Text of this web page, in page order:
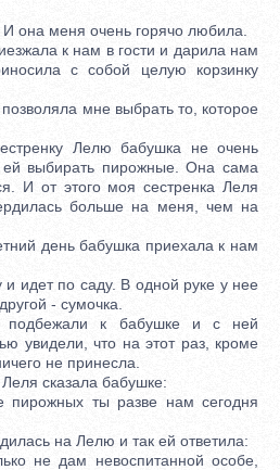
меня очень горячо любила.
к нам в гости и дарила нам
с собой целую корзинку
мне выбрать то, которое
Лелю бабушка не очень
выбирать пирожные. Она сама
И от этого моя сестренка Леля
больше на меня, чем на
день бабушка приехала к нам
идет по саду. В одной руке у нее
- сумочка.
к бабушке и с ней
увидели, что на этот раз, кроме
не принесла.
сказала бабушке:
ты разве нам сегодня
на Лелю и так ей ответила:
не дам невоспитанной особе,